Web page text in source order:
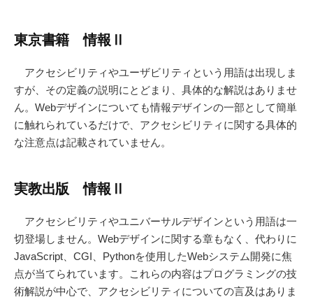
東京書籍 情報Ⅱ
アクセシビリティやユーザビリティという用語は出現しま
すが、その定義の説明にとどまり、具体的な解説はありませ
ん。Webデザインについても情報デザインの一部として簡単
に触れられているだけで、アクセシビリティに関する具体的
な注意点は記載されていません。
実教出版 情報Ⅱ
アクセシビリティやユニバーサルデザインという用語は一
切登場しません。Webデザインに関する章もなく、代わりに
JavaScript、CGI、Pythonを使用したWebシステム開発に焦
点が当てられています。これらの内容はプログラミングの技
術解説が中心で、アクセシビリティについての言及はありま